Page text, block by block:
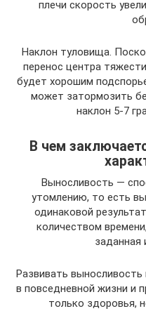
плечи скорость
Наклон туловища.
перенос центра
будет хорошим
может затормозить
наклон 5-7
В чем
Выносливость —
утомлению, то есть
одинаковой
количеством
заданная
Развивать
в повседневной жизни и
только здоровья,